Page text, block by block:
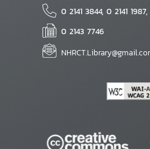
0 2141 3844, 0 2141
0 2143 7746